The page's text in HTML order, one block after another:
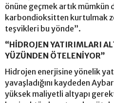
önüne geçmek artık mümkün
karbondioksitten kurtulmak
teşvikleri bu yönde”.
“HİDROJEN YATIRIMLARI
YÜZÜNDEN ÖTELENİYOR”
Hidrojen enerjisine yönelik
yavaşladığını kaydeden
yüksek maliyetli altyapı